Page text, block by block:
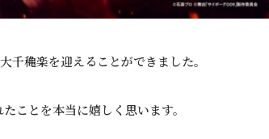
穐楽を迎えることができました。
ことを本当に嬉しく思います。